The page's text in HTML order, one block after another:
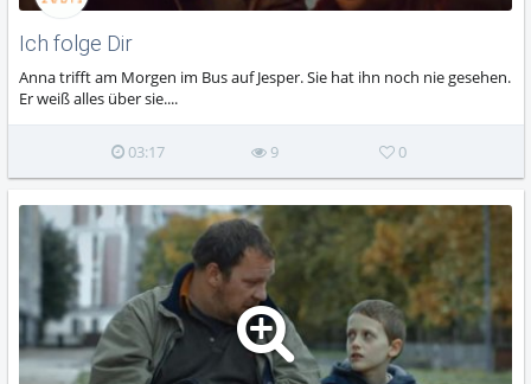
Ich folge Dir
Anna trifft am Morgen im Bus auf Jesper. Sie hat ihn noch nie gesehen.
Er weiß alles über sie....
03:17 9 0